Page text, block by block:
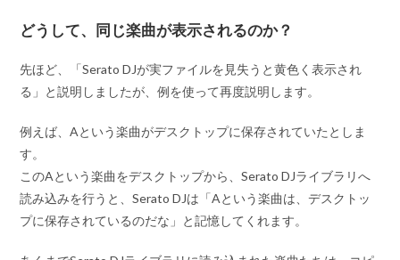
どうして、同じ楽曲が表示されるのか？
先ほど、
「Serato DJが実ファイルを見失うと黄色く表示され
る」 と説明しましたが、例を使って再度説明します。
例えば、Aという楽曲がデスクトップに保存されていたとしま
す。
このAという楽曲をデスクトップから、Serato DJライブラリへ
読み込みを行うと、Serato DJは 「Aという楽曲は、デスクトッ
プに保存されているのだな」 と記憶してくれます。